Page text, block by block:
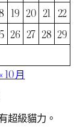
19 20 21 22
26 27 28 29
10 月
超級貓力。